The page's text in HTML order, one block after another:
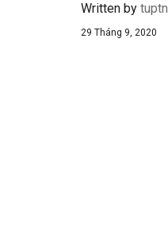
Written by tuptn
29 Tháng 9, 2020